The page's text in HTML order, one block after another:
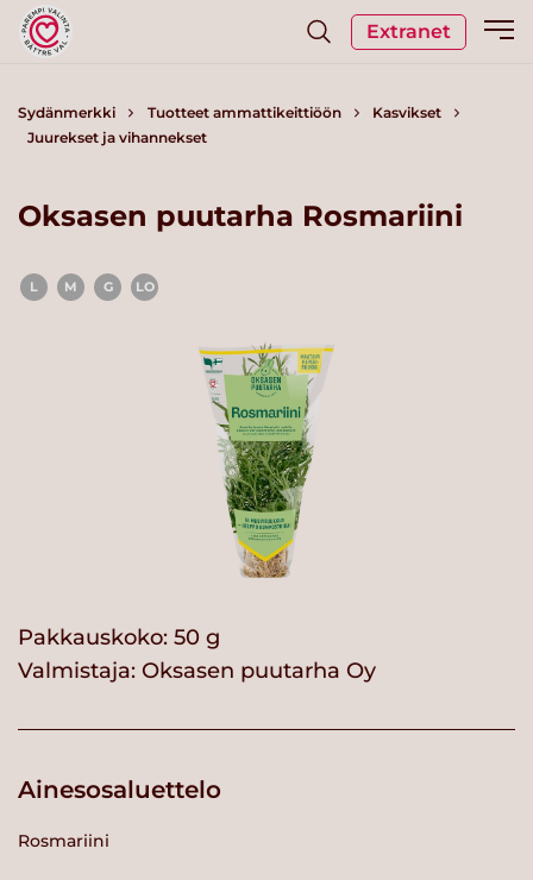
Extranet
Sydänmerkki Tuotteet ammattikeittiöön
Kasvikset
Juurekset ja vihannekset
Oksasen puutarha Rosmariini
L M G LO
Pakkauskoko: 50 g
Valmistaja: Oksasen puutarha Oy
Ainesosaluettelo
Rosmariini